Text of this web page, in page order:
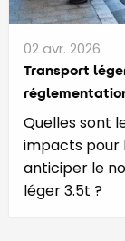
02 avr. 2026
Transport
Quelles sont
impacts pour
anticiper le
léger 3.5t ?